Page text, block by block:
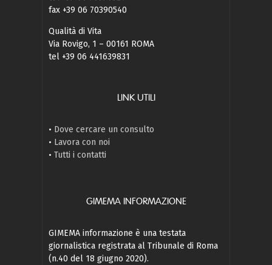
fax +39 06 70390540
Qualità di Vita
Via Rovigo, 1 – 00161 ROMA
tel +39 06 441639831
LINK UTILI
• Dove cercare un consulto
• Lavora con noi
• Tutti i contatti
GIMEMA INFORMAZIONE
GIMEMA informazione è una testata
giornalistica registrata al Tribunale di Roma
(n.40 del 18 giugno 2020).